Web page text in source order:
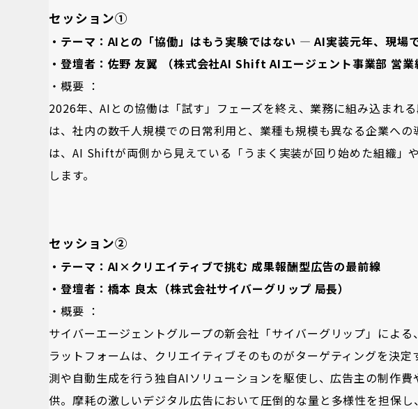
セッション①
・テーマ：AIとの「協働」はもう実験ではない ― AI実装元年、現場
・登壇者：佐野 友翼 （株式会社AI Shift AIエージェント事業部 営業
・概要 ：
2026年、AIとの協働は「試す」フェーズを終え、業務に組み込まれ
は、社内の数千人規模での日常利用と、業種も規模も異なる企業へ
は、AI Shiftが両側から見えている「うまく実装が回り始めた組織」
します。
セッション②
・テーマ：AI×クリエイティブで挑む 成果報酬型広告の最前線
・登壇者：橋本 良太（株式会社サイバーグリップ 局長）
・概要 ：
サイバーエージェントグループの新会社「サイバーグリップ」によ
ラットフォームは、クリエイティブそのものがターゲティングを決
測や自動生成を行う独自AIソリューションを駆使し、広告主の制作
供。摩耗の激しいデジタル広告において圧倒的な量と多様性を担保